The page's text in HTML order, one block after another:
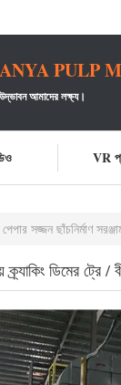
PULP
আমাদের লক্ষ্য।
VR
সজ্জন ছাঁচনির্মাণ
ডিমের ট্রে /